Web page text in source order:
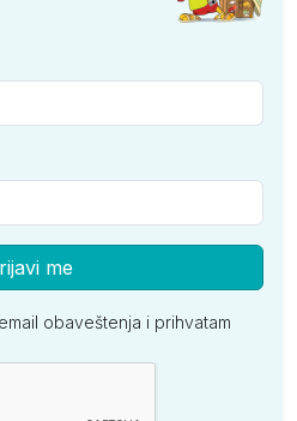
me
obaveštenja i prihvatam